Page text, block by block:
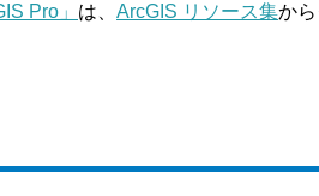
Pro」 は、 ArcGIS リソース集から